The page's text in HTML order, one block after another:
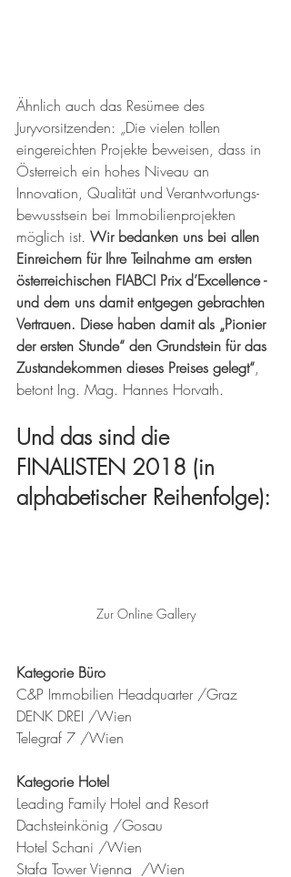
Ähnlich auch das Resümee des
Juryvorsitzenden: „Die vielen tollen
eingereichten Projekte beweisen, dass in
Österreich ein hohes Niveau an
Innovation, Qualität und Verantwortungs-
bewusstsein bei Immobilienprojekten
möglich ist. Wir bedanken uns bei allen
Einreichern für Ihre Teilnahme am ersten
österreichischen FIABCI Prix d’Excellence -
und dem uns damit entgegen gebrachten
Vertrauen. Diese haben damit als „Pionier
der ersten Stunde“ den Grundstein für das
Zustandekommen dieses Preises gelegt“,
betont Ing. Mag. Hannes Horvath.
Und das sind die
FINALISTEN 2018 (in
alphabetischer Reihenfolge):
Zur Online Gallery
Kategorie Büro
C&P Immobilien Headquarter /Graz
DENK DREI /Wien
Telegraf 7 /Wien
Kategorie Hotel
Leading Family Hotel and Resort
Dachsteinkönig /Gosau
Hotel Schani /Wien
Stafa Tower Vienna  /Wien